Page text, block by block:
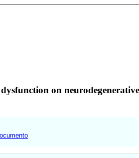
on neurodegenerative